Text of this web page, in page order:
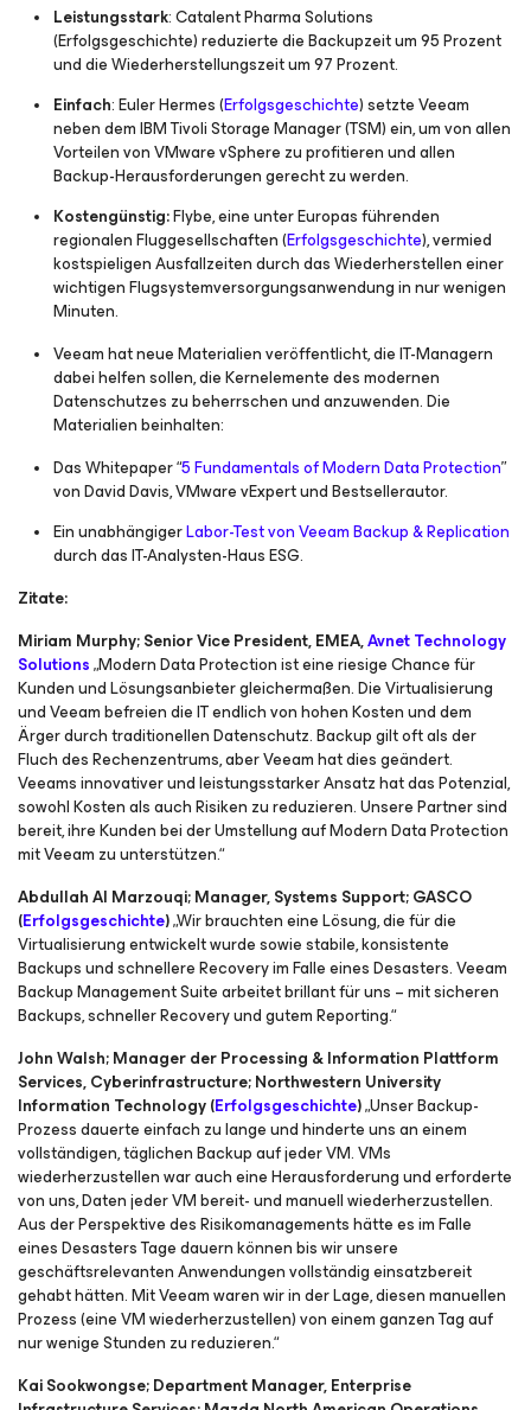
Leistungsstark: Catalent Pharma Solutions
(Erfolgsgeschichte) reduzierte die Backupzeit um 95 Prozent
und die Wiederherstellungszeit um 97 Prozent.
Einfach: Euler Hermes (Erfolgsgeschichte) setzte Veeam
neben dem IBM Tivoli Storage Manager (TSM) ein, um von allen
Vorteilen von VMware vSphere zu profitieren und allen
Backup-Herausforderungen gerecht zu werden.
Kostengünstig:Flybe, eine unter Europas führenden
regionalen Fluggesellschaften (Erfolgsgeschichte), vermied
kostspieligen Ausfallzeiten durch das Wiederherstellen einer
wichtigen Flugsystemversorgungsanwendung in nur wenigen
Minuten.
Veeam hat neue Materialien veröffentlicht, die IT-Managern
dabei helfen sollen, die Kernelemente des modernen
Datenschutzes zu beherrschen und anzuwenden. Die
Materialien beinhalten:
Das Whitepaper “5 Fundamentals of Modern Data Protection”
von David Davis, VMware vExpert und Bestsellerautor.
Ein unabhängigerLabor-Test von Veeam Backup & Replication
durch das IT-Analysten-Haus ESG.
Zitate:
Miriam Murphy; Senior Vice President, EMEA,Avnet Technology
Solutions„Modern Data Protection ist eine riesige Chance für
Kunden und Lösungsanbieter gleichermaßen. Die Virtualisierung
und Veeam befreien die IT endlich von hohen Kosten und dem
Ärger durch traditionellen Datenschutz. Backup gilt oft als der
Fluch des Rechenzentrums, aber Veeam hat dies geändert.
Veeams innovativer und leistungsstarker Ansatz hat das Potenzial,
sowohl Kosten als auch Risiken zu reduzieren. Unsere Partner sind
bereit, ihre Kunden bei der Umstellung auf Modern Data Protection
mit Veeam zu unterstützen.“
Abdullah Al Marzouqi; Manager, Systems Support; GASCO
(Erfolgsgeschichte)„Wir brauchten eine Lösung, die für die
Virtualisierung entwickelt wurde sowie stabile, konsistente
Backups und schnellere Recovery im Falle eines Desasters. Veeam
Backup Management Suite arbeitet brillant für uns – mit sicheren
Backups, schneller Recovery und gutem Reporting.“
John Walsh; Manager der Processing & Information Plattform
Services, Cyberinfrastructure; Northwestern University
Information Technology (Erfolgsgeschichte)„Unser Backup-
Prozess dauerte einfach zu lange und hinderte uns an einem
vollständigen, täglichen Backup auf jeder VM. VMs
wiederherzustellen war auch eine Herausforderung und erforderte
von uns, Daten jeder VM bereit- und manuell wiederherzustellen.
Aus der Perspektive des Risikomanagements hätte es im Falle
eines Desasters Tage dauern können bis wir unsere
geschäftsrelevanten Anwendungen vollständig einsatzbereit
gehabt hätten. Mit Veeam waren wir in der Lage, diesen manuellen
Prozess (eine VM wiederherzustellen) von einem ganzen Tag auf
nur wenige Stunden zu reduzieren.“
Kai Sookwongse; Department Manager, Enterprise